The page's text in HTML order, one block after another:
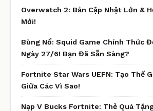
Overwatch 2: Bản Cập Nhật Lớn &
Mới!
Bùng Nổ: Squid Game Chính Thức
Ngày 27/6! Bạn Đã Sẵn Sàng?
Fortnite Star Wars UEFN: Tạo Thế
Giữa Các Vì Sao!
Nạp V Bucks Fortnite: Thẻ Quà